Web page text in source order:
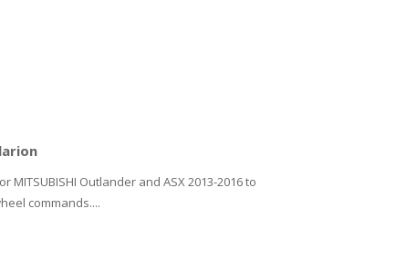
MITSUBISHI Outlander and ASX 2013-2016 to
commands....